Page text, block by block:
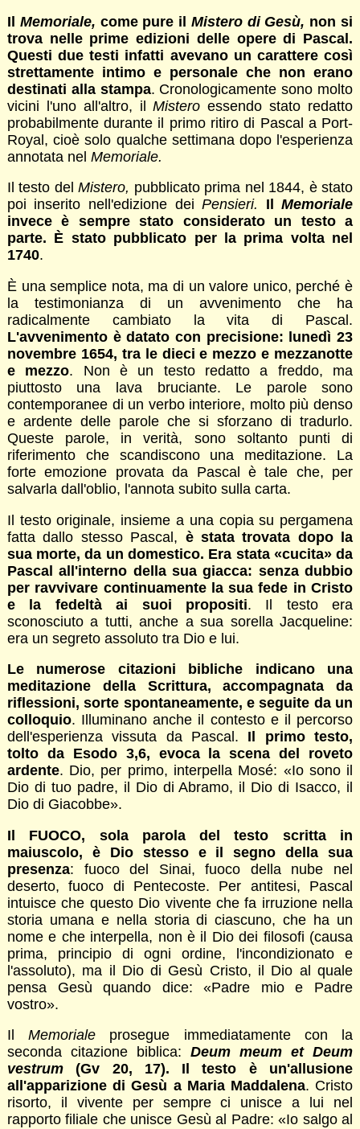
Il Memoriale, come pure il Mistero di Gesù, non si
trova nelle prime edizioni delle opere di Pascal.
Questi due testi infatti avevano un carattere così
strettamente intimo e personale che non erano
destinati alla stampa. Cronologicamente sono molto
vicini l'uno all'altro, ilMistero essendo stato redatto
probabilmente durante il primo ritiro di Pascal a Port-
Royal, cioè solo qualche settimana dopo l'esperienza
annotata nel Memoriale.
Il testo delMistero, pubblicato prima nel 1844, è stato
poi inserito nell'edizione deiPensieri. Il
Memoriale
invece è sempre stato considerato un testo a
parte. È stato pubblicato per la prima volta nel
1740.
È una semplice nota, ma di un valore unico, perché è
la testimonianza di un avvenimento che ha
radicalmente cambiato la vita di Pascal.
L'avvenimento è datato con precisione: lunedì 23
novembre 1654, tra le dieci e mezzo e mezzanotte
e mezzo. Non è un testo redatto a freddo, ma
piuttosto una lava bruciante. Le parole sono
contemporanee di un verbo interiore, molto più denso
e ardente delle parole che si sforzano di tradurlo.
Queste parole, in verità, sono soltanto punti di
riferimento che scandiscono una meditazione. La
forte emozione provata da Pascal è tale che, per
salvarla dall'oblio, l'annota subito sulla carta.
Il testo originale, insieme a una copia su pergamena
fatta dallo stesso Pascal, è stata trovata dopo la
sua morte, da un domestico. Era stata «cucita» da
Pascal all'interno della sua giacca: senza dubbio
per ravvivare continuamente la sua fede in Cristo
e la fedeltà ai suoi propositi. Il testo era
sconosciuto a tutti, anche a sua sorella Jacqueline:
era un segreto assoluto tra Dio e lui.
Le numerose citazioni bibliche indicano una
meditazione della Scrittura, accompagnata da
riflessioni, sorte spontaneamente, e seguite da un
colloquio. Illuminano anche il contesto e il percorso
dell'esperienza vissuta da Pascal. Il primo testo,
tolto da Esodo 3,6, evoca la scena del roveto
ardente. Dio, per primo, interpella Mosé: «Io sono il
Dio di tuo padre, il Dio di Abramo, il Dio di Isacco, il
Dio di Giacobbe».
Il FUOCO, sola parola del testo scritta in
maiuscolo, è Dio stesso e il segno della sua
presenza: fuoco del Sinai, fuoco della nube nel
deserto, fuoco di Pentecoste. Per antitesi, Pascal
intuisce che questo Dio vivente che fa irruzione nella
storia umana e nella storia di ciascuno, che ha un
nome e che interpella, non è il Dio dei filosofi (causa
prima, principio di ogni ordine, l'incondizionato e
l'assoluto), ma il Dio di Gesù Cristo, il Dio al quale
pensa Gesù quando dice: «Padre mio e Padre
vostro».
IlMemoriale prosegue immediatamente con la
seconda citazione biblica: Deum meum et Deum
vestrum
(Gv 20, 17). Il testo è un'allusione
all'apparizione di Gesù a Maria Maddalena. Cristo
risorto, il vivente per sempre ci unisce a lui nel
rapporto filiale che unisce Gesù al Padre: «Io salgo al